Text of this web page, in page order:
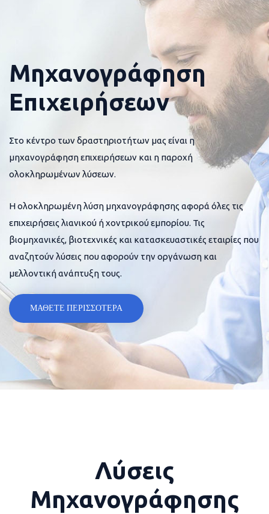
Μηχανογράφηση
Επιχειρήσεων
Στο κέντρο των δραστηριοτήτων μας είναι η
μηχανογράφηση επιχειρήσεων και η παροχή
ολοκληρωμένων λύσεων.
Η ολοκληρωμένη λύση μηχανογράφησης αφορά όλες τις
επιχειρήσεις λιανικού ή χοντρικού εμπορίου. Τις
βιομηχανικές, βιοτεχνικές και κατασκευαστικές εταιρίες που
αναζητούν λύσεις που αφορούν την οργάνωση και
μελλοντική ανάπτυξη τους.
ΜΑΘΕΤΕ ΠΕΡΙΣΣΟΤΕΡΑ
Λύσεις
Μηχανογράφησης